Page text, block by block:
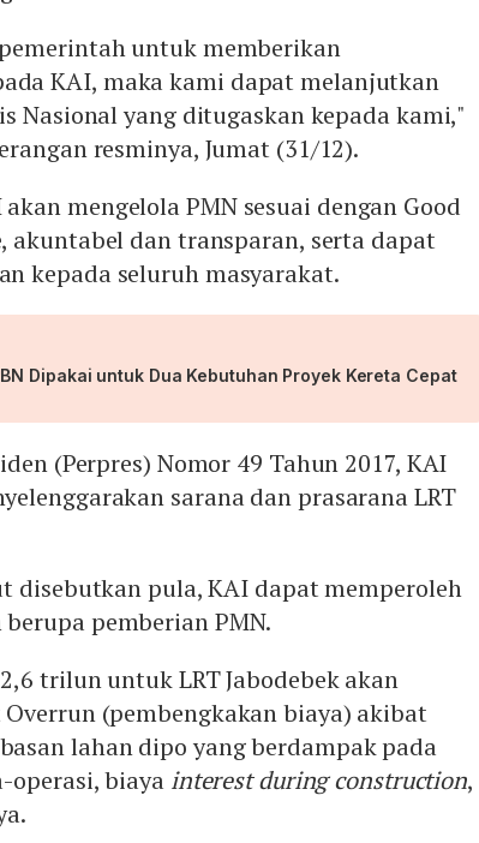
untuk memberikan
KAI, maka kami dapat melanjutkan
Nasional yang ditugaskan kepada kami,"
resminya, Jumat (31/12).
mengelola PMN sesuai dengan Good
akuntabel dan transparan, serta dapat
kepada seluruh masyarakat.
Dipakai untuk Dua Kebutuhan Proyek Kereta Cepat
(Perpres) Nomor 49 Tahun 2017, KAI
sarana dan prasarana LRT
disebutkan pula, KAI dapat memperoleh
pemberian PMN.
trilun untuk LRT Jabodebek akan
(pembengkakan biaya) akibat
lahan dipo yang berdampak pada
operasi, biaya interest during construction,